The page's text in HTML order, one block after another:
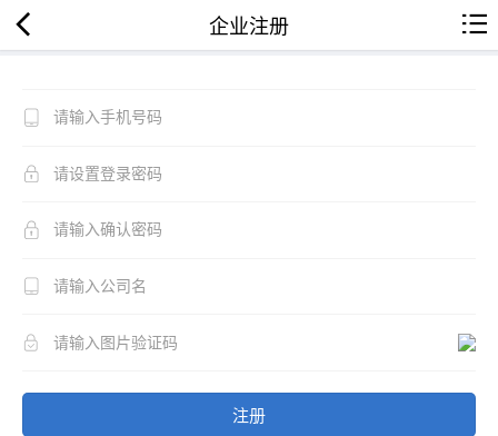
企业注册
注册